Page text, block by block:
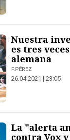
Nuestra
es tres
alemana
F.PÉREZ
26.04.2021 | 23:05
La "alerta
contra Vox y